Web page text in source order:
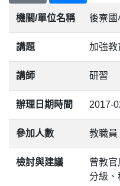
機關/單位名稱 後寮國
講題 加強教
講師 研習
辦理日期時間 2017-
參加人數 教職員
檢討與建議
曾教
分級、